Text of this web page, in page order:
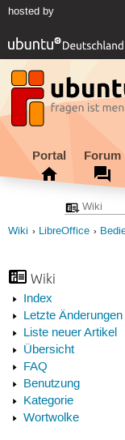
hosted by
Portal Forum
Wiki LibreOffice
Wiki
Index
Letzte Änderungen
Liste neuer Artikel
Übersicht
FAQ
Benutzung
Kategorie
Wortwolke